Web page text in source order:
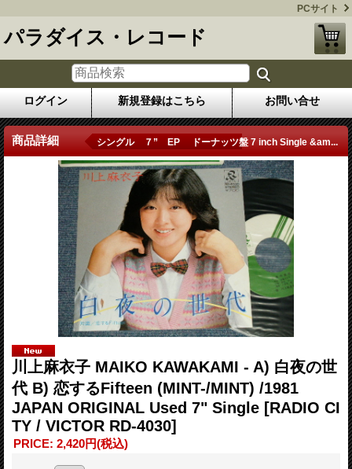
PCサイト
パラダイス・レコード
ログイン 新規登録はこちら お問い合せ
商品詳細 シングル ７” EP ドーナッツ盤 7 inch Single &am...
川上麻衣子 MAIKO KAWAKAMI - A) 白夜の世
代 B) 恋するFifteen (MINT-/MINT) /1981
JAPAN ORIGINAL Used 7" Single [RADIO CI
TY / VICTOR RD-4030]
PRICE: 2,420円(税込)